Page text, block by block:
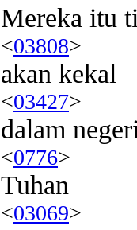
Mereka itu
<03808>
akan kekal
<03427>
dalam negeri
<0776>
Tuhan
<03069>